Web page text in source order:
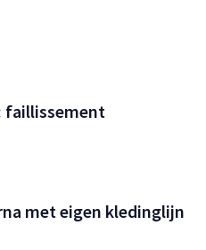
faillissement
met eigen kledinglijn